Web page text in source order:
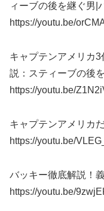
ィーブの後を継ぐ男
https://youtu.be/
キャプテンアメリカ
説：スティーブの後
https://youtu.be/
キャプテンアメリカ
https://youtu.be/
バッキー徹底解説！
https://youtu.be/